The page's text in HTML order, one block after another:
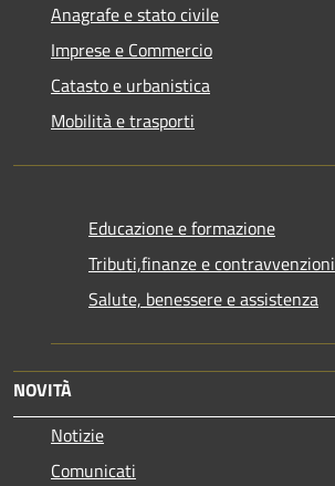
Anagrafe e stato civile
Imprese e Commercio
Catasto e urbanistica
Mobilità e trasporti
Educazione e formazione
Tributi,finanze e contravvenzioni
Salute, benessere e assistenza
NOVITÀ
Notizie
Comunicati